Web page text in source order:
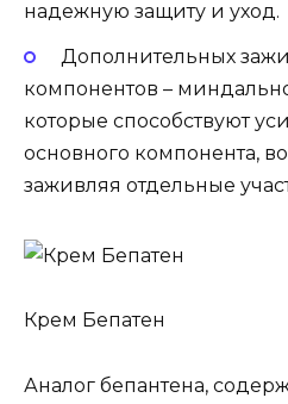
надежную защиту и уход.
Дополнительных
компонентов –
которые способствуют
основного компонента,
заживляя отдельные
Крем Бепатен
Аналог бепантена,